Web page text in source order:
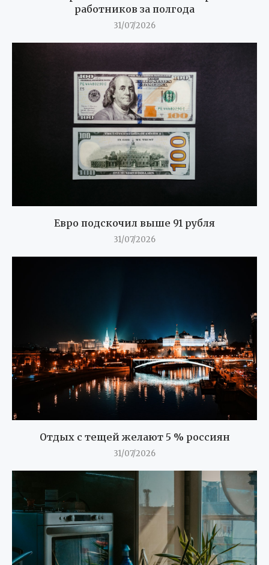
работников за полгода
31/07/2026
Евро подскочил выше 91 рубля
31/07/2026
Отдых с тещей желают 5 % россиян
31/07/2026